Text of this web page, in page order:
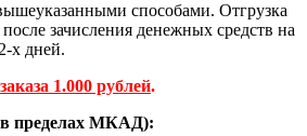
способами. Отгрузка
зачисления денежных средств на
х дней.
1.000 рублей.
пределах МКАД):